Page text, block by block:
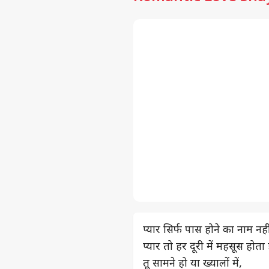
प्यार सिर्फ पास होने का नाम
प्यार तो हर दूरी में महसूस होता
तू सामने हो या ख्यालों में,